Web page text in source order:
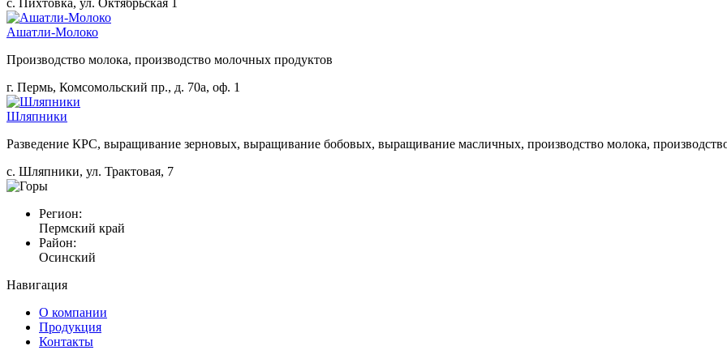
Ашатли-Молоко
Производство молока, производство молочных продуктов
г. Пермь, Комсомольский пр., д. 70а, оф. 1
Шляпники
Разведение КРС, выращивание зерновых, выращивание бобовых, выращивание масличных, производство молока,
с. Шляпники, ул. Трактовая, 7
Регион:
Пермский край
Район:
Осинский
Навигация
О компании
Продукция
Контакты